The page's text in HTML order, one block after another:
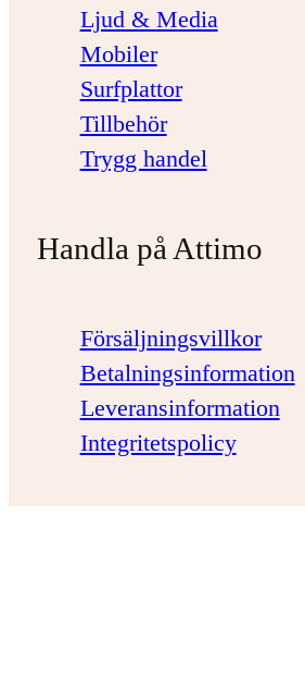
Ljud & Media
Mobiler
Surfplattor
Tillbehör
Trygg handel
Handla på Attimo
Försäljningsvillkor
Betalningsinformation
Leveransinformation
Integritetspolicy